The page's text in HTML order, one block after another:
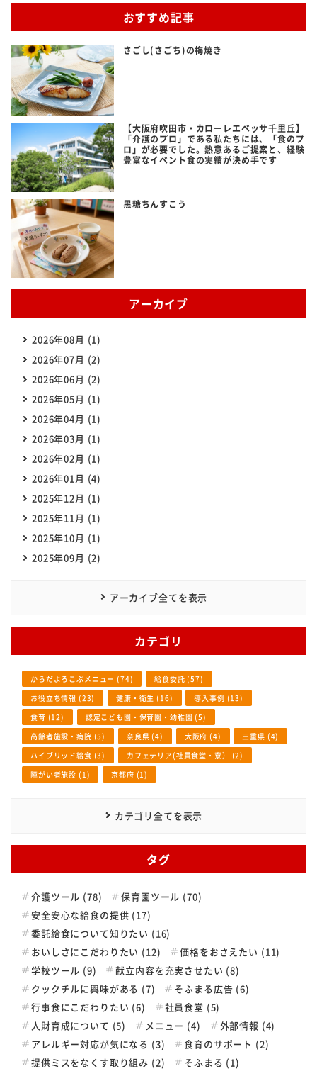
からだよろこぶメニュー
お役立ち情報
お知らせ
おすすめ記事
さごし(さごち)の梅焼き
【大阪府吹田市・カローレエベッサ千里丘】
「介護のプロ」である私たちには、「食のプ
ロ」が必要でした。熱意あるご提案と、経験
豊富なイベント食の実績が決め手です
黒糖ちんすこう
アーカイブ
2026年08月 (1)
2026年07月 (2)
2026年06月 (2)
2026年05月 (1)
2026年04月 (1)
2026年03月 (1)
2026年02月 (1)
2026年01月 (4)
2025年12月 (1)
2025年11月 (1)
2025年10月 (1)
2025年09月 (2)
アーカイブ全てを表示
カテゴリ
からだよろこぶメニュー (74)
給食委託 (57)
お役立ち情報 (23)
健康・衛生 (16)
導入事例 (13)
食育 (12)
認定こども園・保育園・幼稚園 (5)
高齢者施設・病院 (5)
奈良県 (4) 大阪府 (4)
三重県 (4)
ハイブリッド給食 (3)
カフェテリア(社員食堂・寮） (2)
障がい者施設 (1)
京都府 (1)
カテゴリ全てを表示
タグ
介護ツール (78)
保育園ツール (70)
安全安心な給食の提供 (17)
委託給食について知りたい (16)
おいしさにこだわりたい (12)
価格をおさえたい (11)
学校ツール (9)
献立内容を充実させたい (8)
クックチルに興味がある (7)
そふまる広告 (6)
行事食にこだわりたい (6)
社員食堂 (5)
人財育成について (5)
メニュー (4)
外部情報 (4)
アレルギー対応が気になる (3)
食育のサポート (2)
提供ミスをなくす取り組み (2)
そふまる (1)